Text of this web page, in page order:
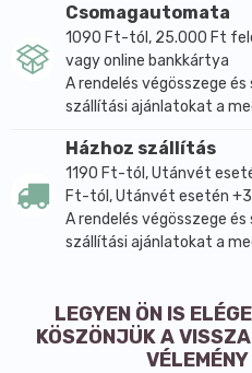
Csomagautomata
1090 Ft-tól, 25.000 Ft
vagy online bankkártya
A rendelés végösszege
szállítási ajánlatokat a
Házhoz szállítás
1190 Ft-tól, Utánvét
Ft-tól, Utánvét esetén
A rendelés végösszege
szállítási ajánlatokat a
LEGYEN ÖN IS
KÖSZÖNJÜK A